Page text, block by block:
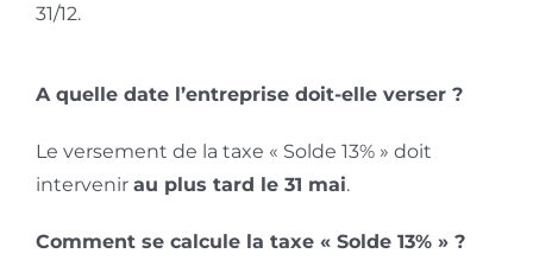
31/12.
A quelle date l’entreprise doit-elle verser ?
Le versement de la taxe « Solde 13% » doit
intervenir au plus tard le 31 mai.
Comment se calcule la taxe « Solde 13% » ?